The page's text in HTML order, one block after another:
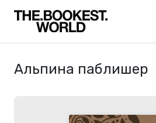
Альпина паблишер